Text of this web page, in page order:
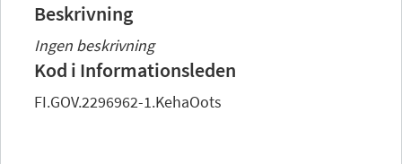
Beskrivning
Ingen beskrivning
Kod i Informationsleden
FI.GOV.2296962-1.KehaOots